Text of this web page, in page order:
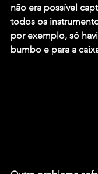
não era possível
todos os
por exemplo, só
bumbo e para a